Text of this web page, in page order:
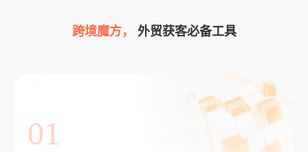
跨境魔方， 外贸获客必备工具
01